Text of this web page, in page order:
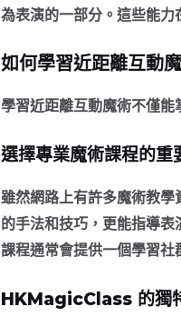
為表演的一部分。這些能力
如何學習近距離互動
學習近距離互動魔術不僅能
選擇專業魔術課程的重
雖然網路上有許多魔術教
的手法和技巧，更能指導
課程通常會提供一個學習社
HKMagicClass 的獨